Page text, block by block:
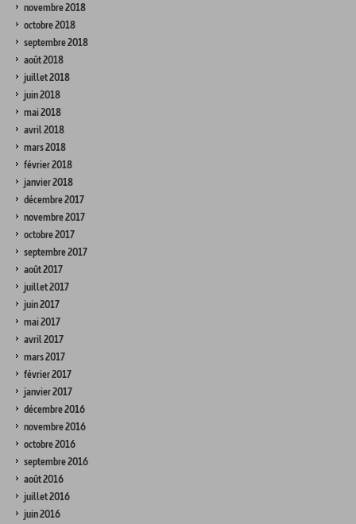
novembre 2018
octobre 2018
septembre 2018
août 2018
juillet 2018
juin 2018
mai 2018
avril 2018
mars 2018
février 2018
janvier 2018
décembre 2017
novembre 2017
octobre 2017
septembre 2017
août 2017
juillet 2017
juin 2017
mai 2017
avril 2017
mars 2017
février 2017
janvier 2017
décembre 2016
novembre 2016
octobre 2016
septembre 2016
août 2016
juillet 2016
juin 2016